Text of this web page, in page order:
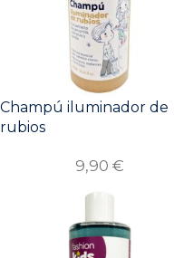
Champú iluminador de
rubios
9,90 €